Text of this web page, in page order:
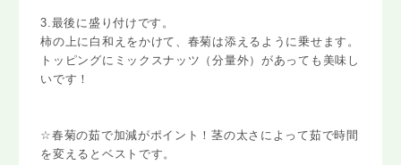
3.最後に盛り付けです。
柿の上に白和えをかけて、春菊は添えるように乗せます。
トッピングにミックスナッツ（分量外）があっても美味し
いです！
☆春菊の茹で加減がポイント！茎の太さによって茹で時間
を変えるとベストです。